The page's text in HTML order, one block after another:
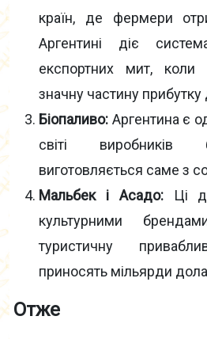
країн, де фермери
Аргентині діє
експортних мит, коли
значну частину прибутку
Біопаливо: Аргентина є
світі виробників
виготовляється саме з
Мальбек і Асадо:Ці
культурними
туристичну
приносять мільярди
Отже